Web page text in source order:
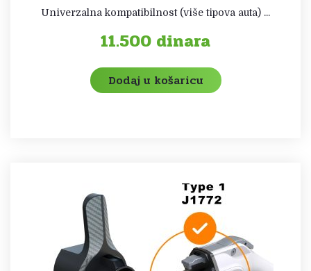
Univerzalna kompatibilnost (više tipova auta) ...
11.500 dinara
Dodaj u košaricu